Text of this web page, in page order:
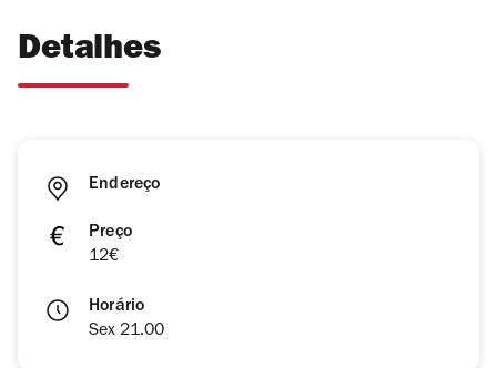
Detalhes
Endereço
Preço
12€
Horário
Sex 21.00